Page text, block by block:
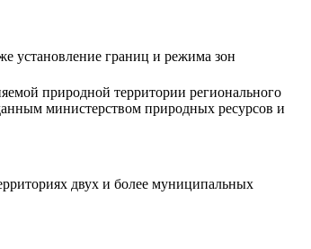
установление границ и режима зон
природной территории регионального
министерством природных ресурсов и
двух и более муниципальных